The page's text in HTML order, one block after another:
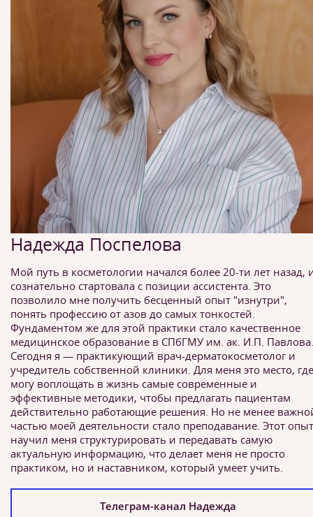
Надежда Поспелова
Мой путь в косметологии начался более 20-ти лет назад,
сознательно стартовала с позиции ассистента. Это
позволило мне получить бесценный опыт "изнутри",
понять профессию от азов до самых тонкостей.
Фундаментом же для этой практики стало качественное
медицинское образование в СПбГМУ им. ак. И.П. Павлова.
Сегодня я — практикующий врач-дерматокосметолог и
учредитель собственной клиники. Для меня это место,
могу воплощать в жизнь самые современные и
эффективные методики, чтобы предлагать пациентам
действительно работающие решения. Но не менее
частью моей деятельности стало преподавание. Этот опыт
научил меня структурировать и передавать самую
актуальную информацию, что делает меня не просто
практиком, но и наставником, который умеет учить.
Телеграм-канал Надежда